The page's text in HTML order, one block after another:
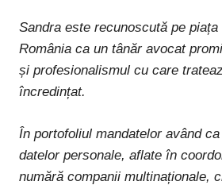
Sandra este recunoscută pe
România ca un tânăr avocat
și profesionalismul cu care
încredințat.
În portofoliul mandatelor având
datelor personale, aflate în
numără companii multinaționale,